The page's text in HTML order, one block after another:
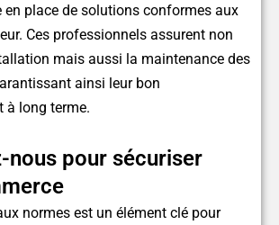
place de solutions conformes aux
Ces professionnels assurent non
mais aussi la maintenance des
ainsi leur bon
à long terme.
nous pour sécuriser
normes est un élément clé pour